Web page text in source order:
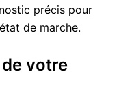
précis pour
de marche.
votre